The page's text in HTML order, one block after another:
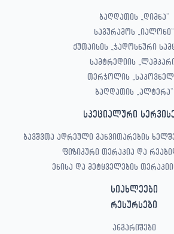
ბაღდათის „დიმნა“
საგურამოს „იალონი“
ქუთაისის „ჯადოსნური
სამტრედიის
თერჯოლის
ბაღდათის „ალტერა“
სპეციალური
ბავშვთა ადრეული განვითარების
ფიზიკური თერაპია და
ენისა და მეტყველების
სიახლეები
რესურსები
ანგარიშები